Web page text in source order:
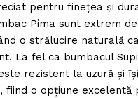
pentru finețea și
Pima sunt extrem
o strălucire naturală
La fel ca bumbacul
rezistent la uzură și
fiind o opțiune excelentă